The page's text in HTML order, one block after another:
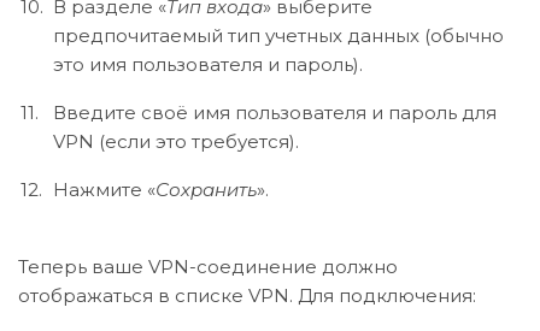
В разделе «Тип входа» выберите
предпочитаемый тип учетных данных (обычно
это имя пользователя и пароль).
Введите своё имя пользователя и пароль для
VPN (если это требуется).
Нажмите «Сохранить».
Теперь ваше VPN-соединение должно
отображаться в списке VPN. Для подключения: